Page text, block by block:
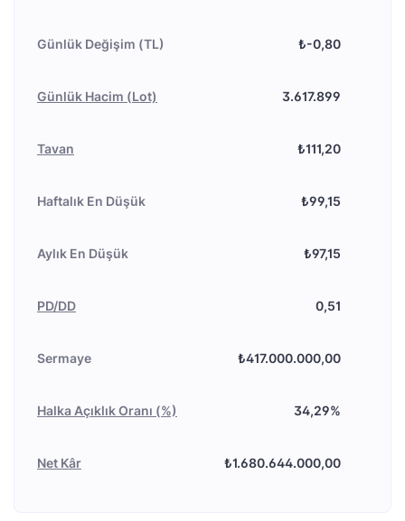
Günlük Değişim (TL) ₺-0,80
Günlük Hacim (Lot) 3.617.899
Tavan ₺111,20
Haftalık En Düşük ₺99,15
Aylık En Düşük ₺97,15
PD/DD 0,51
Sermaye ₺417.000.000,00
Halka Açıklık Oranı (%) 34,29%
Net Kâr ₺1.680.644.000,00